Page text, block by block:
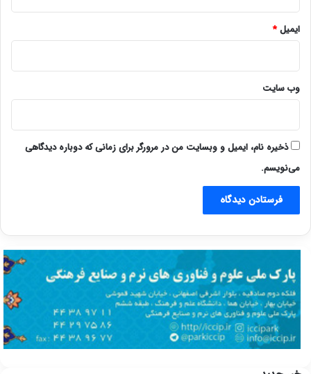
ایمیل*
وب‌ سایت
ذخیره نام، ایمیل و وبسایت من در مرورگر برای زمانی که دوباره دیدگاهی
می‌نویسم.